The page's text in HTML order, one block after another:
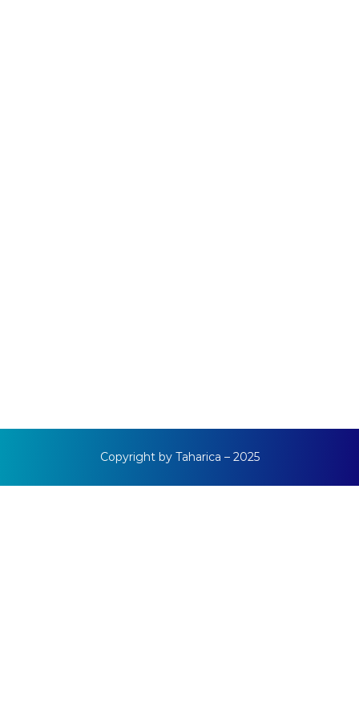
Copyright by Taharica – 2025